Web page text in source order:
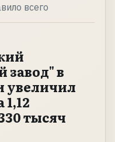
всего
завод" в
увеличил
тысяч